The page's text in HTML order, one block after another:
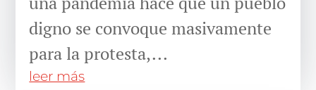
digno se convoque masivamente
para la protesta,...
leer más